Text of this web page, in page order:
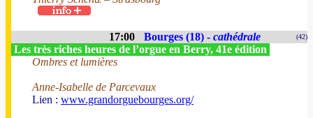
17:00 Bourges (18) - cathédrale (42)
Les très riches heures de l’orgue en Berry, 41e édition
Ombres et lumières
Anne-Isabelle de Parcevaux
Lien : www.grandorguebourges.org/